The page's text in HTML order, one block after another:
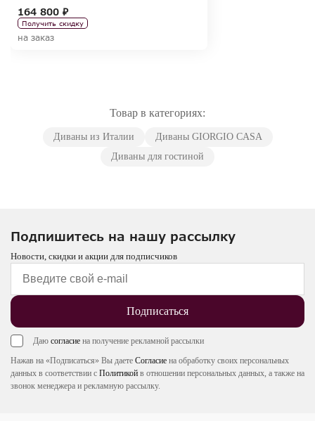
164 800 ₽
Получить скидку
на заказ
Товар в категориях:
Диваны из Италии
Диваны GIORGIO CASA
Диваны для гостиной
Подпишитесь на нашу рассылку
Новости, скидки и акции для подписчиков
Подписаться
Даю согласие на получение рекламной рассылки
Нажав на «Подписаться» Вы даете Согласие на обработку своих персональных
данных в соответствии с Политикой в отношении персональных данных, а также на
звонок менеджера и рекламную рассылку.